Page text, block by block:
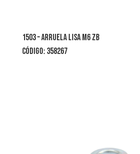
1503 – arruela lisa m6 zb
CÓDIGO: 358267